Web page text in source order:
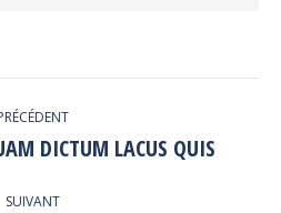
Article
:
DICTUM LACUS QUIS
SUIVANT